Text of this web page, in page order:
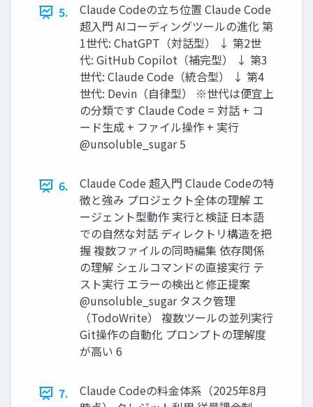
5.
Claude Codeの立ち位置 Claude Code
超入門 AIコーディングツールの進化 第
1世代: ChatGPT（対話型） ↓ 第2世
代: GitHub Copilot（補完型） ↓ 第3
世代: Claude Code（統合型） ↓ 第4
世代: Devin（自律型） ※世代は便宜上
の分類です Claude Code = 対話 + コ
ード生成 + ファイル操作 + 実行
@unsoluble_sugar 5
6.
Claude Code 超入門 Claude Codeの特
徴と強み プロジェクト全体の理解 エ
ージェント型動作 実行と検証 日本語
での自然な対話 ディレクトリ構造を把
握 複数ファイルの同時編集 依存関係
の理解 シェルコマンドの直接実行 テ
スト実行 エラーの検出と修正提案
@unsoluble_sugar タスク管理
（TodoWrite） 複数ツールの並列実行
Git操作の自動化 プロンプトの理解度
が高い 6
7.
Claude Codeの料金体系（2025年8月